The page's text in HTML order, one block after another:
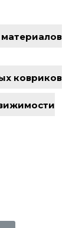
ковриков